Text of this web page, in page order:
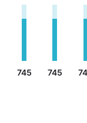
745 745